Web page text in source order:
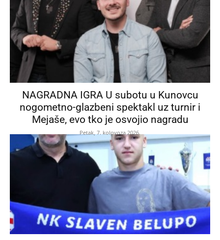
NAGRADNA IGRA U subotu u Kunovcu
nogometno-glazbeni spektakl uz turnir i
Mejaše, evo tko je osvojio nagradu
Petak, 7. kolovoza 2026.